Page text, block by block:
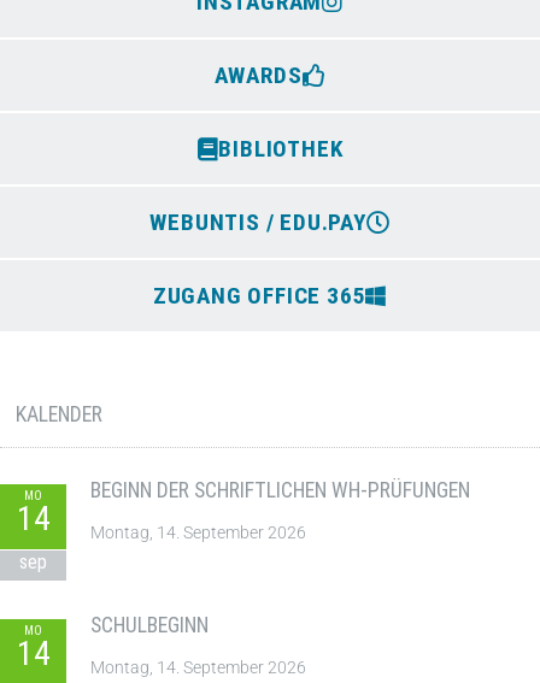
AWARDS
BIBLIOTHEK
WEBUNTIS / EDU.PAY
ZUGANG OFFICE 365
KALENDER
MO
14
sep
BEGINN DER SCHRIFTLICHEN WH-PRÜFUNGEN
Montag, 14. September 2026
MO
14
SCHULBEGINN
Montag, 14. September 2026